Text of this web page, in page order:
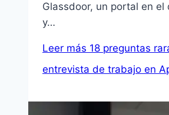
Glassdoor, un portal en el
y…
Leer más 18 preguntas
entrevista de trabajo en